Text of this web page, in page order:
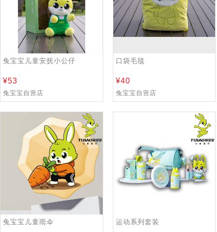
兔宝宝儿童安抚小公仔
53
兔宝宝自营店
口袋毛毯
40
兔宝宝自营店
兔宝宝儿童雨伞 运动系列套装